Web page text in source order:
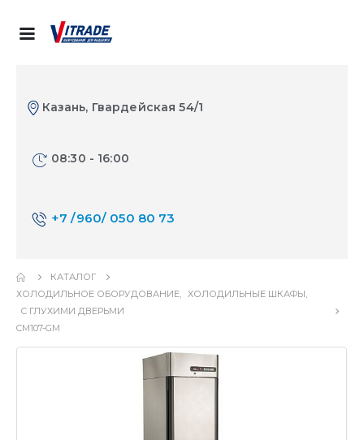
Казань, Гвардейская 54/1
08:30 - 16:00
+7 /960/ 050 80 73
КАТАЛОГ
ХОЛОДИЛЬНОЕ ОБОРУДОВАНИЕ, ХОЛОДИЛЬНЫЕ ШКАФЫ,
С ГЛУХИМИ ДВЕРЬМИ
CM107-GM